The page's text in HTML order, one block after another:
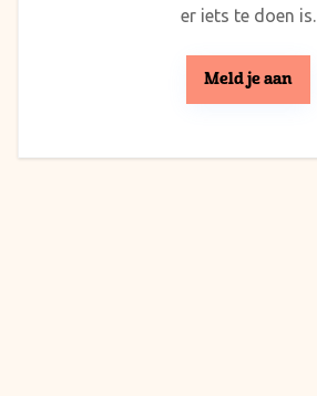
er iets te doen is.
Meld je aan